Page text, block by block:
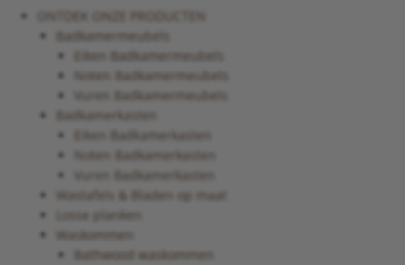
ONTDEK ONZE PRODUCTEN
Badkamermeubels
Eiken Badkamermeubels
Noten Badkamermeubels
Vuren Badkamermeubels
Badkamerkasten
Eiken Badkamerkasten
Noten Badkamerkasten
Vuren Badkamerkasten
Wastafels & Bladen op maat
Losse planken
Waskommen
Bathwood waskommen